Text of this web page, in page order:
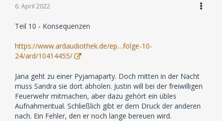
6. April 2022
Teil 10 - Konsequenzen
https://www.ardaudiothek.de/ep…folge-10-
24/ard/10414455/
Jana geht zu einer Pyjamaparty. Doch mitten in der Nacht
muss Sandra sie dort abholen. Justin will bei der freiwilligen
Feuerwehr mitmachen, aber dazu gehört ein übles
Aufnahmeritual. Schließlich gibt er dem Druck der anderen
nach. Ein Fehler, den er noch lange bereuen wird.